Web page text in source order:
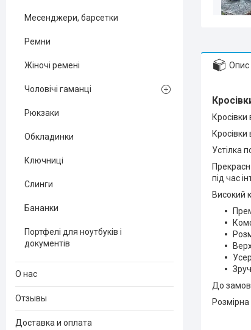
Опис
Кросівки
Кросівки
Устілка
під час
Високий
До
Розмірна
Месенджери, барсетки
Ремни
Жіночі ремені
Чоловічі гаманці
Рюкзаки
Обкладинки
Ключниці
Слинги
Бананки
Портфелі для ноутбуків і
документів
О нас
Отзывы
Доставка и оплата